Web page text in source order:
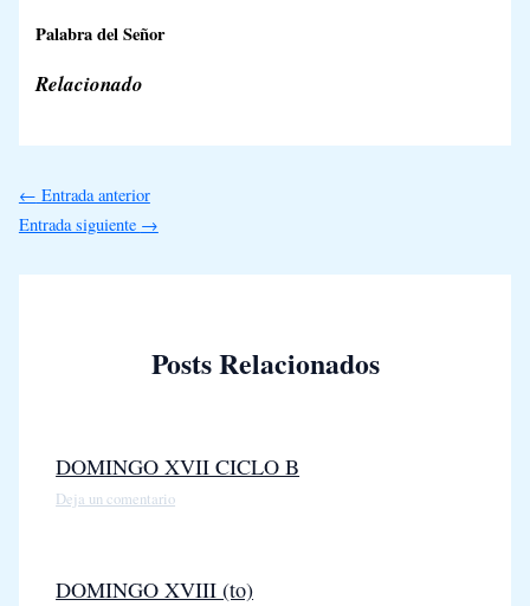
Palabra del Señor
Relacionado
← Entrada anterior
Entrada siguiente →
Posts Relacionados
DOMINGO XVII CICLO B
Deja un comentario
DOMINGO XVIII (to)